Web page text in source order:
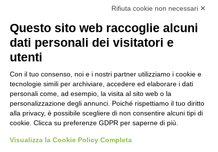
Reg. Impr. C.C.I.A.A. 01996640239
R.E.A. 210602
Cod. Fisc. eP. IVA 01996640239
Capitale Sociale 1.500.000 i.v.
Information
FAQ
Rifiuta cookie non necessari ✕
Questo sito web raccoglie alcuni
dati personali dei visitatori e
utenti
Con il tuo consenso, noi e i nostri partner utilizziamo i cookie e
tecnologie simili per archiviare, accedere ed elaborare i dati
personali come, ad esempio, la visita al sito web o la
personalizzazione degli annunci. Poiché rispettiamo il tuo diritto
alla privacy, è possibile scegliere di non consentire alcuni tipi di
cookie. Clicca su preferenze GDPR per saperne di più.
Visualizza la Cookie Policy Completa